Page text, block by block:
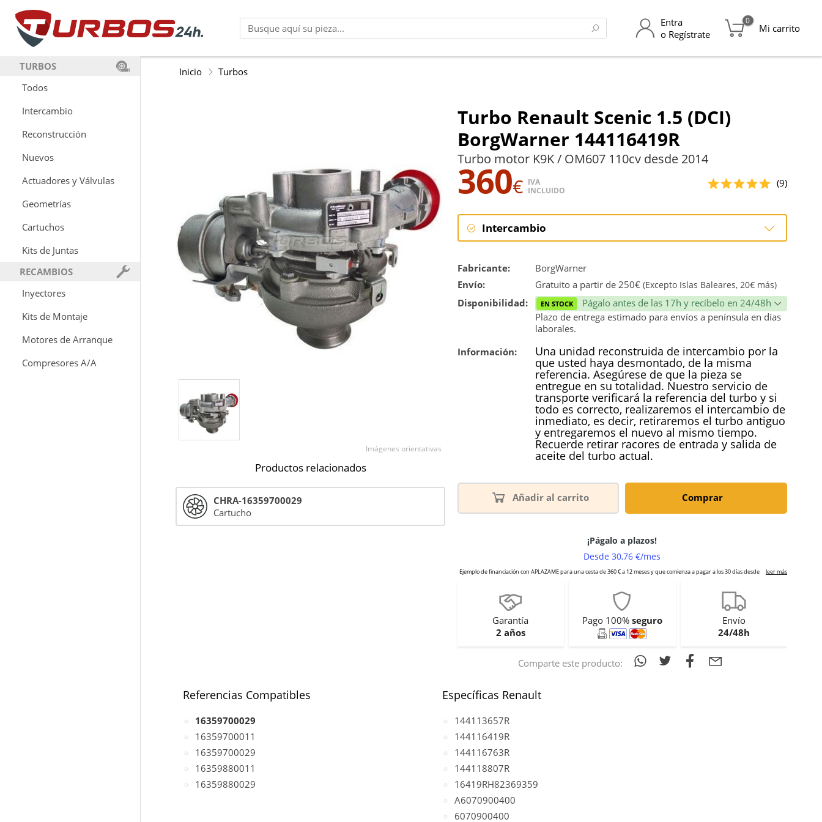
Entra
o Regístrate
0
Mi carrito
TURBOS
Todos
Intercambio
Reconstrucción
Nuevos
Actuadores y Válvulas
Geometrías
Cartuchos
Kits de Juntas
RECAMBIOS
Inyectores
Kits de Montaje
Motores de Arranque
Compresores A/A
Inicio Turbos
Turbo Renault Scenic 1.5 (DCI)
BorgWarner 144116419R
Turbo motor K9K / OM607 110cv desde 2014
360€ IVA
INCLUIDO
(9)
Intercambio
Reconstrucción
Fabricante:
BorgWarner
Envío:
Gratuito a partir de 250€ (Excepto Islas Baleares, 20€ más)
Disponibilidad: EN STOCK
Págalo antes de las 17h y recíbelo en 24/48h
Plazo de entrega estimado para envíos a península en días
laborales.
Información:
Una unidad reconstruida de intercambio por la
que usted haya desmontado, de la misma
referencia. Asegúrese de que la pieza se
entregue en su totalidad. Nuestro servicio de
transporte verificará la referencia del turbo y si
todo es correcto, realizaremos el intercambio de
inmediato, es decir, retiraremos el turbo antiguo
y entregaremos el nuevo al mismo tiempo.
Recuerde retirar racores de entrada y salida de
aceite del turbo actual.
Añadir al carrito Comprar
Garantía
2 años
Pago 100% seguro
Envío
24/48h
Comparte este producto:
Imágenes orientativas
Productos relacionados
CHRA-16359700029
Cartucho
Referencias Compatibles
16359700029
16359700011
16359700029
16359880011
16359880029
Específicas Renault
144113657R
144116419R
144116763R
144118807R
16419RH82369359
A6070900400
6070900400